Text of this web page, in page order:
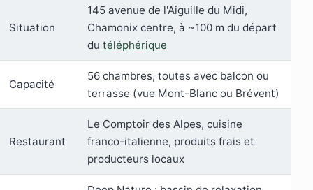
Situation
145 avenue de l'Aiguille du Midi,
Chamonix centre, à ~100 m du départ
du téléphérique
Capacité
56 chambres, toutes avec balcon ou
terrasse (vue Mont-Blanc ou Brévent)
Restaurant
Le Comptoir des Alpes, cuisine
franco-italienne, produits frais et
producteurs locaux